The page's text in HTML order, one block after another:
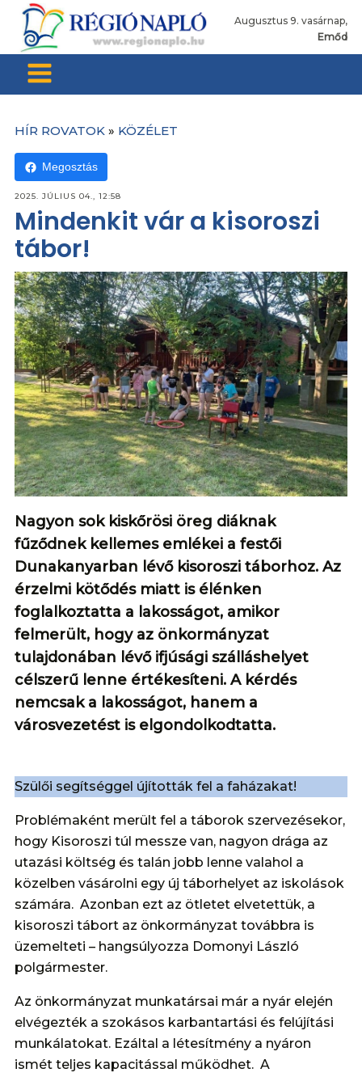
Augusztus 9. vasárnap,
Emőd
HÍR ROVATOK » KÖZÉLET
Megosztás
2025. JÚLIUS 04., 12:58
Mindenkit vár a kisoroszi
tábor!
Nagyon sok kiskőrösi öreg diáknak
fűződnek kellemes emlékei a festői
Dunakanyarban lévő kisoroszi táborhoz. Az
érzelmi kötődés miatt is élénken
foglalkoztatta a lakosságot, amikor
felmerült, hogy az önkormányzat
tulajdonában lévő ifjúsági szálláshelyet
célszerű lenne értékesíteni. A kérdés
nemcsak a lakosságot, hanem a
városvezetést is elgondolkodtatta.
Szülői segítséggel újították fel a faházakat!
Problémaként merült fel a táborok szervezésekor,
hogy Kisoroszi túl messze van, nagyon drága az
utazási költség és talán jobb lenne valahol a
közelben vásárolni egy új táborhelyet az iskolások
számára. Azonban ezt az ötletet elvetettük, a
kisoroszi tábort az önkormányzat továbbra is
üzemelteti – hangsúlyozza Domonyi László
polgármester.
Az önkormányzat munkatársai már a nyár elején
elvégezték a szokásos karbantartási és felújítási
munkálatokat. Ezáltal a létesítmény a nyáron
ismét teljes kapacitással működhet. A